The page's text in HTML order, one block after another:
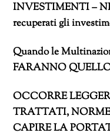
INVESTIMENTI –
recuperati gli
Quando le
FARANNO
OCCORRE
TRATTATI,
CAPIRE LA